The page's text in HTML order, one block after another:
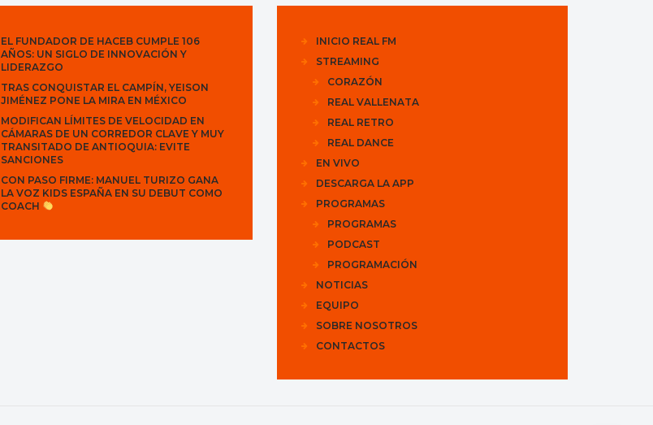
EL FUNDADOR DE HACEB CUMPLE 106
AÑOS: UN SIGLO DE INNOVACIÓN Y
LIDERAZGO
TRAS CONQUISTAR EL CAMPÍN, YEISON
JIMÉNEZ PONE LA MIRA EN MÉXICO
MODIFICAN LÍMITES DE VELOCIDAD EN
CÁMARAS DE UN CORREDOR CLAVE Y MUY
TRANSITADO DE ANTIOQUIA: EVITE
SANCIONES
CON PASO FIRME: MANUEL TURIZO GANA
LA VOZ KIDS ESPAÑA EN SU DEBUT COMO
COACH
INICIO REAL FM
STREAMING
CORAZÓN
REAL VALLENATA
REAL RETRO
REAL DANCE
EN VIVO
DESCARGA LA APP
PROGRAMAS
PROGRAMAS
PODCAST
PROGRAMACIÓN
NOTICIAS
EQUIPO
SOBRE NOSOTROS
CONTACTOS